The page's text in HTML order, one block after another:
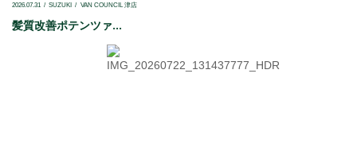
2026.07.31 SUZUKI VAN COUNCIL 津店
髪質改善ポテンツァ...